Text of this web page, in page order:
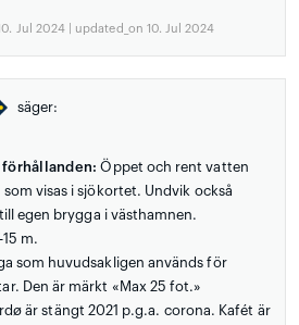
Jul 2024 | updated_on 10. Jul 2024
säger:
förhållanden: Öppet och rent vatten
visas i sjökortet. Undvik också
egen brygga i västhamnen.
m.
som huvudsakligen används för
Den är märkt «Max 25 fot.»
är stängt 2021 p.g.a. corona. Kafét är